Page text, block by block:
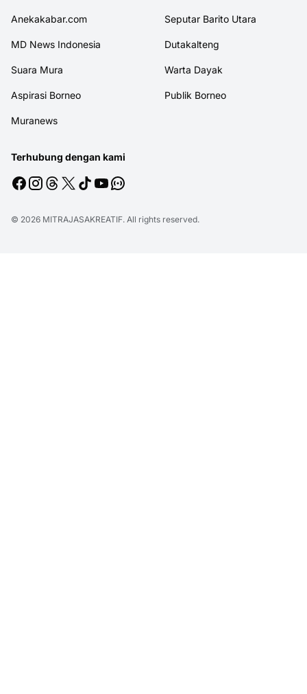
Anekakabar.com Seputar Barito Utara
MD News Indonesia Dutakalteng
Suara Mura Warta Dayak
Aspirasi Borneo Publik Borneo
Muranews
Terhubung dengan kami
© 2026 MITRAJASAKREATIF. All rights reserved.